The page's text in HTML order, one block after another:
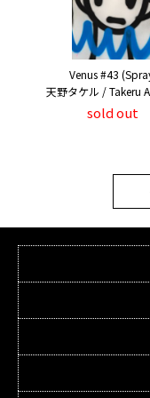
Venus #43
天野タケル / Takeru
sold out